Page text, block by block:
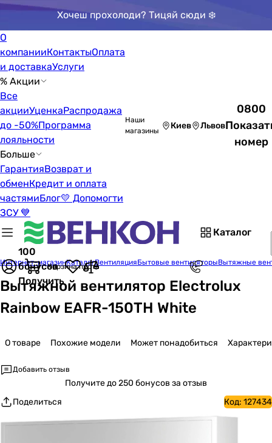
Хочеш прохолоди? Тицяй сюди ❄️
О
компанииКонтактыОплата
и доставкаУслуги
% Акции
Все
акцииУценкаРаспродажа
до -50%Программа
лояльности
Больше
ГарантияВозврат и
обменКредит и оплата
частямиБлог💛 Допомогти
ЗСУ 💙
Наши
магазины
Киев Львов
0800
номер
Каталог
100
бонусов
Получить
Корзина пуста
Интернет-магазинКаталогВентиляцияБытовые вентиляторыВытяжные
Вытяжной вентилятор Electrolux
Rainbow EAFR-150TH White
О товаре Похожие модели Может понадобиться
Добавить отзыв
Получитедо 250 бонусов за отзыв
Поделиться
Код: 127434